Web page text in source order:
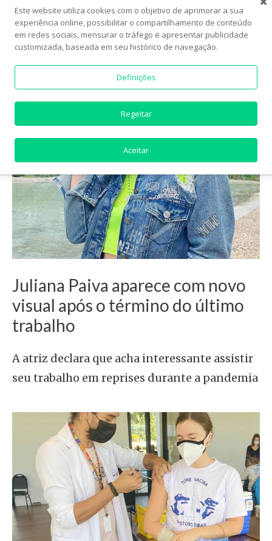
por mulheres
Juliana Paiva aparece com novo
visual após o término do último
trabalho
A atriz declara que acha interessante assistir
seu trabalho em reprises durante a pandemia
Este website utiliza cookies com o objetivo de aprimorar a sua
experiência online, possibilitar o compartilhamento de conteúdo
em redes sociais, mensurar o tráfego e apresentar publicidade
customizada, baseada em seu histórico de navegação.
Definições
Regeitar
Aceitar